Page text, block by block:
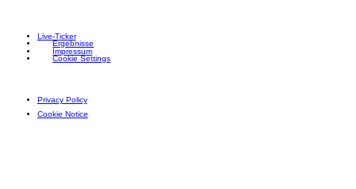
Live-Ticker
Ergebnisse
Impressum
Cookie Settings
Privacy Policy
Cookie Notice